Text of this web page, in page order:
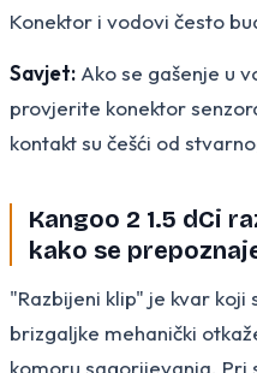
Konektor i vodovi često
Savjet: Ako se gašenje u
provjerite konektor
kontakt su češći od
Kangoo 2 1.5 dCi
kako se
"Razbijeni klip" je kvar koji
brizgaljke mehanički
komoru sagorijevanja. Pri